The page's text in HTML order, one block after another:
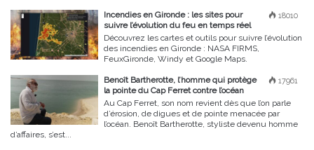
18010
Incendies en Gironde : les sites pour
suivre l’évolution du feu en temps réel
Découvrez les cartes et outils pour suivre l’évolution
des incendies en Gironde : NASA FIRMS,
FeuxGironde, Windy et Google Maps.
17961
Benoît Bartherotte, l’homme qui protège
la pointe du Cap Ferret contre l’océan
Au Cap Ferret, son nom revient dès que l’on parle
d’érosion, de digues et de pointe menacée par
l’océan. Benoît Bartherotte, styliste devenu homme
d’affaires, s’est...